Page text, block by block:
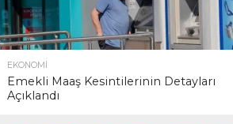
EKONOMI
Emekli Maaş Kesintilerinin Detayları
Açıklandı